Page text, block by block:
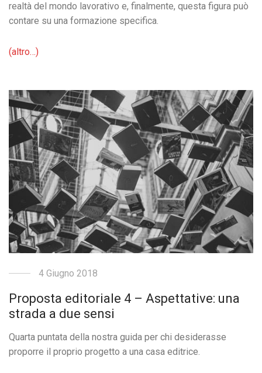
realtà del mondo lavorativo e, finalmente, questa figura può
contare su una formazione specifica.
(altro…)
4 Giugno 2018
Proposta editoriale 4 – Aspettative: una
strada a due sensi
Quarta puntata della nostra guida per chi desiderasse
proporre il proprio progetto a una casa editrice.